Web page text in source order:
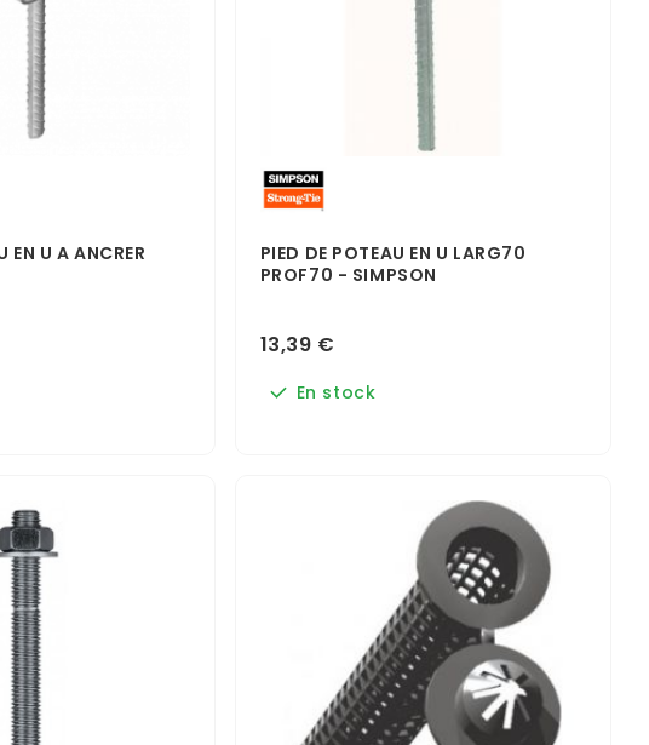
EN U A ANCRER
PIED DE POTEAU EN U LARG70
PROF70 - SIMPSON
13,39 €
En stock